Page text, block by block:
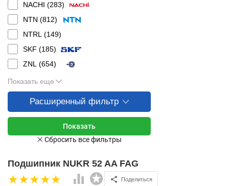
NACHI (283)
NTN (812)
NTRL (149)
SKF (185)
ZNL (654)
Показать еще
Расширенный фильтр
Подшипник NUKR 52 AA FAG
Поделиться